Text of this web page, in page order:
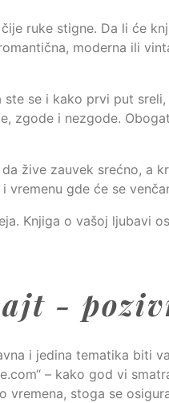
ruke stigne. Da li će
moderna ili
se i kako prvi put
zgode i nezgode.
žive zauvek srećno, a
vremenu gde će se
Knjiga o vašoj ljubavi
-
i jedina tematika biti
– kako god vi
stoga se